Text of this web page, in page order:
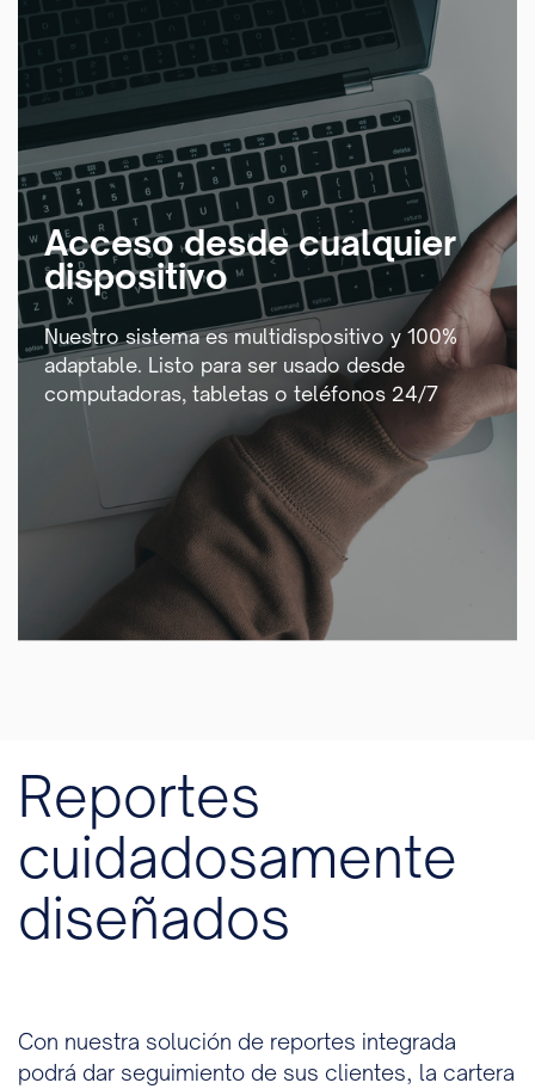
Acceso desde cualquier
dispositivo
Nuestro sistema es multidispositivo y 100%
adaptable. Listo para ​ser usado desde
computadoras, tabletas o teléfonos 24/7
Reportes
cuidadosamente
diseñados
Con nuestra solución de reportes integrada
podrá dar seguimiento de sus clientes, la cartera